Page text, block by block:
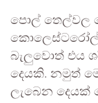
පොල් තෙල්වල
කොලෙස්ටරෝල්
බැලු‍වොත් එය
දෙයකි. නමුත්
ලැබෙන